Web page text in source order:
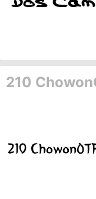
210